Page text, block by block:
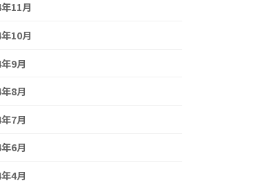
11月
10月
9月
8月
7月
6月
4月